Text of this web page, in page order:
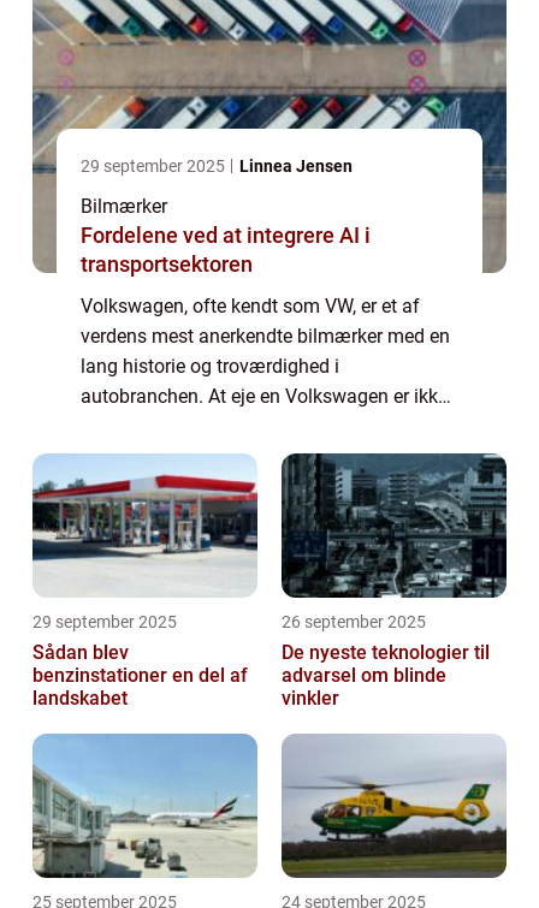
29 september 2025 Linnea Jensen
Bilmærker
Fordelene ved at integrere AI i
transportsektoren
Volkswagen, ofte kendt som VW, er et af
verdens mest anerkendte bilmærker med en
lang historie og troværdighed i
autobranchen. At eje en Volkswagen er ikke
indebærer også at opretholde en
regelmæssig og kor...
29 september 2025
Sådan blev
benzinstationer en del af
landskabet
26 september 2025
De nyeste teknologier til
advarsel om blinde
vinkler
25 september 2025 24 september 2025